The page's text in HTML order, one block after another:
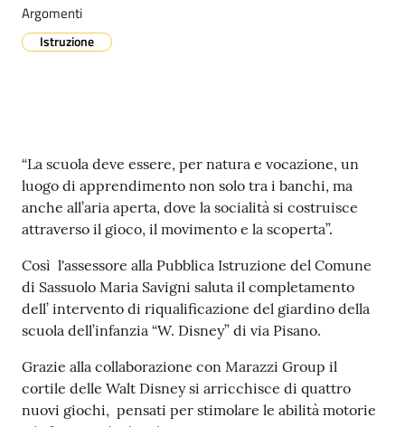
a
m
e
V
i
s
i
t
S
a
s
u
o
l
Argomenti
Istruzione
Contenuto
“La scuola deve essere, per natura e vocazione, un
luogo di apprendimento non solo tra i banchi, ma
anche all’aria aperta, dove la socialità si costruisce
attraverso il gioco, il movimento e la scoperta”.
Così l'assessore alla Pubblica Istruzione del Comune
di Sassuolo Maria Savigni saluta il completamento
dell’ intervento di riqualificazione del giardino della
scuola dell’infanzia “W. Disney” di via Pisano.
Grazie alla collaborazione con Marazzi Group il
cortile delle Walt Disney si arricchisce di quattro
nuovi giochi, pensati per stimolare le abilità motorie